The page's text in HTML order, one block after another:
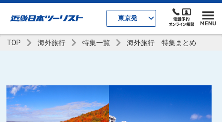
東京発
TOP 海外旅行 特集一覧 海外旅行 特集まとめ